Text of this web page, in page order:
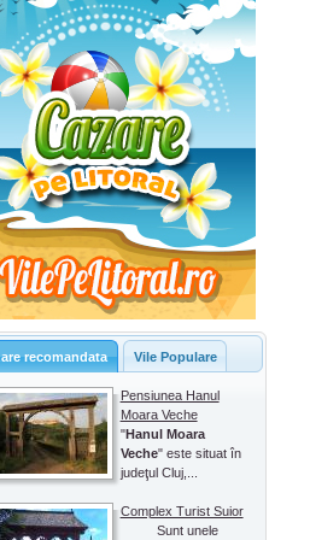
recomandata Vile Populare
Pensiunea Hanul
Moara Veche
"Hanul Moara
Veche" este situat în
judeţul Cluj,...
Complex Turist Suior
Sunt unele